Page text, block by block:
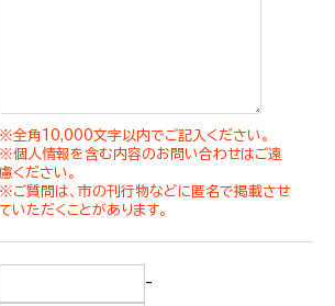
※全角10,000文字以内でご記入ください。
※個人情報を含む内容のお問い合わせはご遠
慮ください。
※ご質問は、市の刊行物などに匿名で掲載させ
ていただくことがあります。
-